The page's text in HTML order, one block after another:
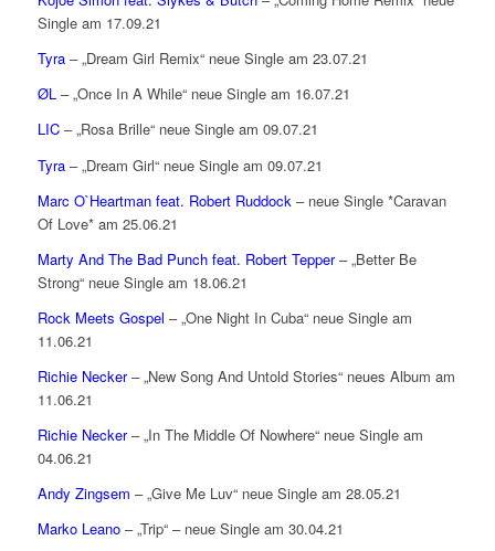
Single am 17.09.21
Tyra– „Dream Girl Remix“ neue Single am 23.07.21
ØL– „Once In A While“ neue Single am 16.07.21
LIC– „Rosa Brille“ neue Single am 09.07.21
Tyra– „Dream Girl“ neue Single am 09.07.21
Marc O`Heartman feat. Robert Ruddock – neue Single *Caravan
Of Love* am 25.06.21
Marty And The Bad Punch feat. Robert Tepper– „Better Be
Strong“ neue Single am 18.06.21
Rock Meets Gospel – „One Night In Cuba“ neue Single am
11.06.21
Richie Necker– „New Song And Untold Stories“ neues Album am
11.06.21
Richie Necker– „In The Middle Of Nowhere“ neue Single am
04.06.21
Andy Zingsem – „Give Me Luv“ neue Single am 28.05.21
Marko Leano– „Trip“ – neue Single am 30.04.21